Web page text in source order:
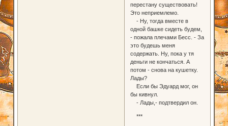
перестану существовать!
Это неприемлемо.
- Ну, тогда вместе в
одной башке сидеть будем,
- пожала плечами Бесс. - За
это будешь меня
содержать. Ну, пока у тя
деньги не кончаться. А
потом - снова на кушетку.
Лады?
Если бы Эдуард мог, он
бы кивнул.
- Лады,- подтвердил он.
***